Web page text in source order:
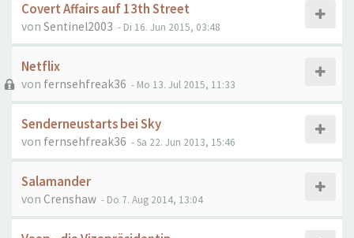
Covert Affairs auf 13th Street
von Sentinel2003 - Di 16. Jun 2015, 03:48
Netflix
von fernsehfreak36 - Mo 13. Jul 2015, 11:33
Senderneustarts bei Sky
von fernsehfreak36 - Sa 22. Jun 2013, 15:46
Salamander
von Crenshaw - Do 7. Aug 2014, 13:04